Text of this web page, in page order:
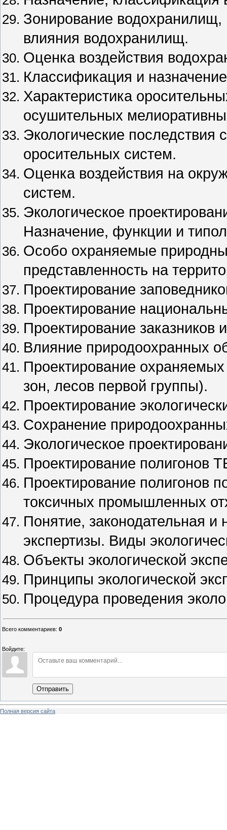
Зонирование водохранилищ,
влияния водохранилищ.
Оценка воздействия
Классификация и
Характеристика
осушительных
Экологические последствия
оросительных систем.
Оценка воздействия на
систем.
Экологическое
Назначение, функции и
Особо охраняемые
представленность на
Проектирование
Проектирование
Проектирование заказников
Влияние природоохранных
Проектирование
зон, лесов первой группы).
Проектирование
Сохранение
Экологическое
Проектирование полигонов
Проектирование полигонов
токсичных промышленных
Понятие, законодательная и
экспертизы. Виды
Объекты экологической
Принципы экологической
Процедура проведения
Всего комментариев: 0
Войдите:
Отправить
Полная версия сайта